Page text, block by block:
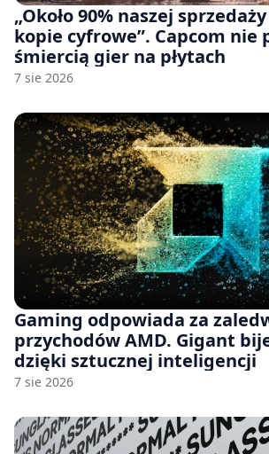
„Około 90% naszej
kopie cyfrowe”. Capcom nie
śmiercią gier na płytach
7 sie 2026
Gaming odpowiada za
przychodów AMD. Gigant
dzięki sztucznej inteligencji
7 sie 2026